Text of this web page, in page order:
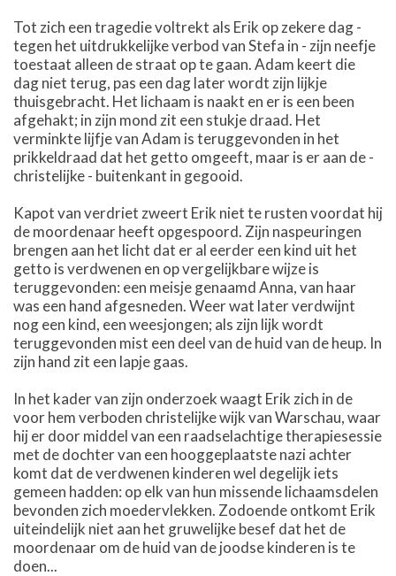
Tot zich een tragedie voltrekt als Erik op zekere dag -
tegen het uitdrukkelijke verbod van Stefa in - zijn neefje
toestaat alleen de straat op te gaan. Adam keert die
dag niet terug, pas een dag later wordt zijn lijkje
thuisgebracht. Het lichaam is naakt en er is een been
afgehakt; in zijn mond zit een stukje draad. Het
verminkte lijfje van Adam is teruggevonden in het
prikkeldraad dat het getto omgeeft, maar is er aan de -
christelijke - buitenkant in gegooid.
Kapot van verdriet zweert Erik niet te rusten voordat hij
de moordenaar heeft opgespoord. Zijn naspeuringen
brengen aan het licht dat er al eerder een kind uit het
getto is verdwenen en op vergelijkbare wijze is
teruggevonden: een meisje genaamd Anna, van haar
was een hand afgesneden. Weer wat later verdwijnt
nog een kind, een weesjongen; als zijn lijk wordt
teruggevonden mist een deel van de huid van de heup. In
zijn hand zit een lapje gaas.
In het kader van zijn onderzoek waagt Erik zich in de
voor hem verboden christelijke wijk van Warschau, waar
hij er door middel van een raadselachtige therapiesessie
met de dochter van een hooggeplaatste nazi achter
komt dat de verdwenen kinderen wel degelijk iets
gemeen hadden: op elk van hun missende lichaamsdelen
bevonden zich moedervlekken. Zodoende ontkomt Erik
uiteindelijk niet aan het gruwelijke besef dat het de
moordenaar om de huid van de joodse kinderen is te
doen...